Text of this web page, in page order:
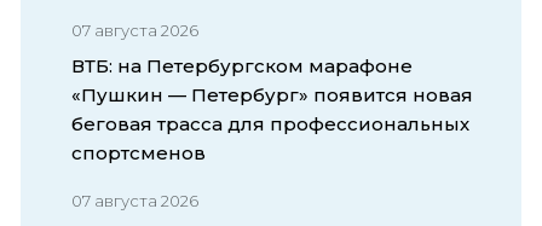
07 августа 2026
ВТБ: на Петербургском марафоне
«Пушкин — Петербург» появится новая
беговая трасса для профессиональных
спортсменов
07 августа 2026